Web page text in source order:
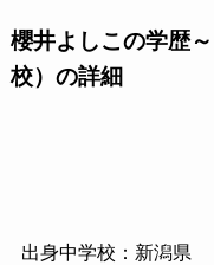
櫻井よしこの学歴
校）の詳細
出身中学校：新潟県